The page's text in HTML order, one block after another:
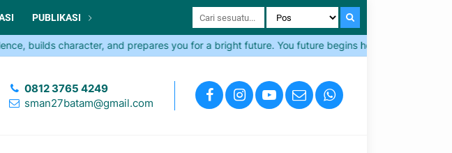
PUBLIKASI
builds character, and prepares you for a bright future. You future begins here!
0812 3765 4249
sman27batam@gmail.com